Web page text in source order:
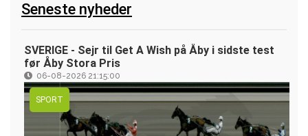
Seneste nyheder
SVERIGE - Sejr til Get A Wish på Åby i sidste test
før Åby Stora Pris
06-08-2026 21:15:00
SPORT